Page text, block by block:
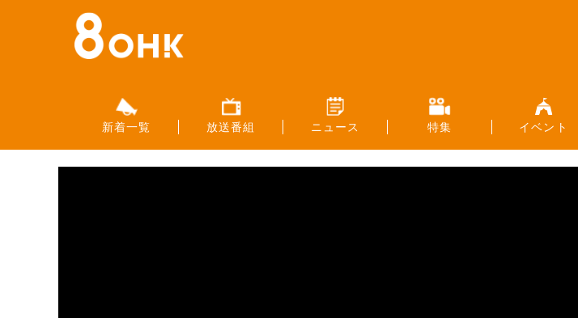
新着一覧 放送番組 ニュース 特集 イベント